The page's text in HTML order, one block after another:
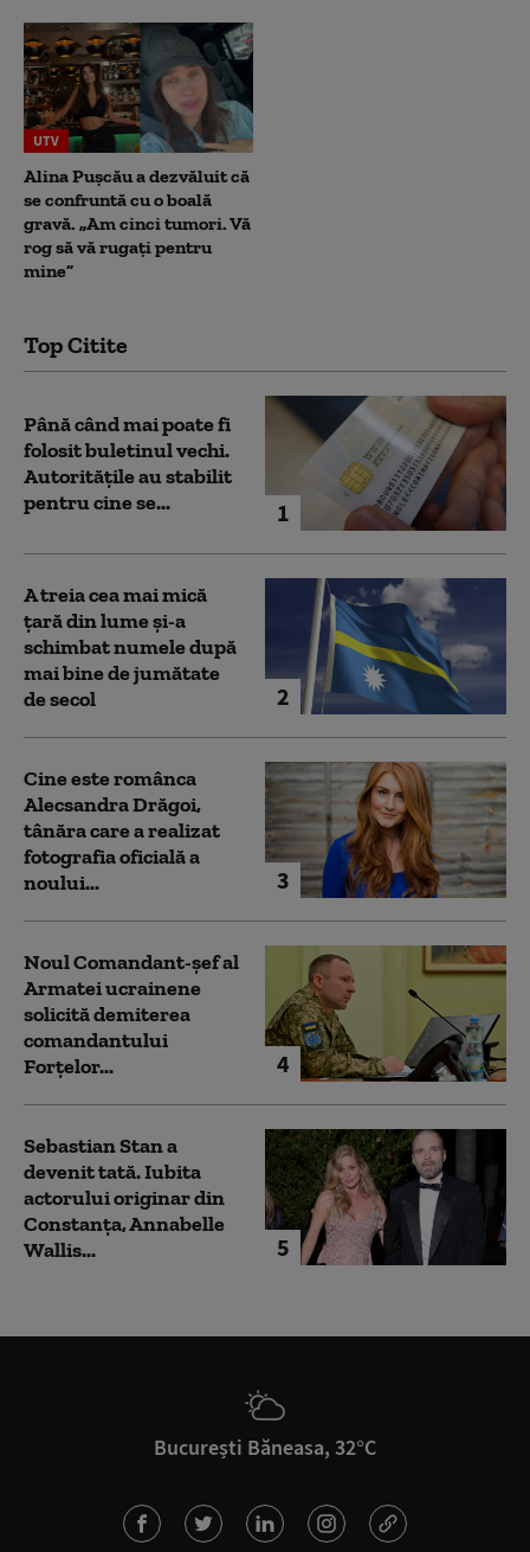
UTV
Alina Pușcău a dezvăluit că
se confruntă cu o boală
gravă. „Am cinci tumori. Vă
rog să vă rugați pentru
mine”
Top Citite
1
Până când mai poate fi
folosit buletinul vechi.
Autoritățile au stabilit
pentru cine se...
2
A treia cea mai mică
țară din lume și-a
schimbat numele după
mai bine de jumătate
de secol
3
Cine este românca
Alecsandra Drăgoi,
tânăra care a realizat
fotografia oficială a
noului...
4
Noul Comandant-șef al
Armatei ucrainene
solicită demiterea
comandantului
Forțelor...
5
Sebastian Stan a
devenit tată. Iubita
actorului originar din
Constanța, Annabelle
Wallis...
București Băneasa, 32°C